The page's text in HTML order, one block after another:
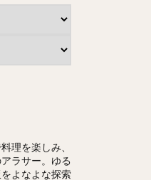
理を楽しみ、
ラサー。ゆる
よなよな探索